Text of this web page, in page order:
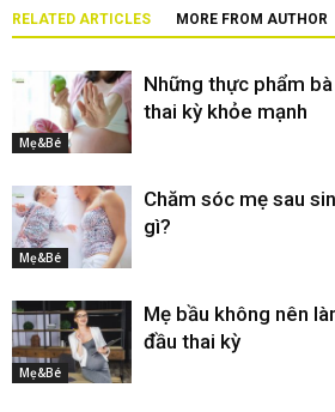
RELATED ARTICLES MORE FROM AUTHOR
Mẹ&Bé
Những thực phẩm
thai kỳ khỏe mạnh
Mẹ&Bé
Chăm sóc mẹ sau
gì?
Mẹ&Bé
Mẹ bầu không nên
đầu thai kỳ